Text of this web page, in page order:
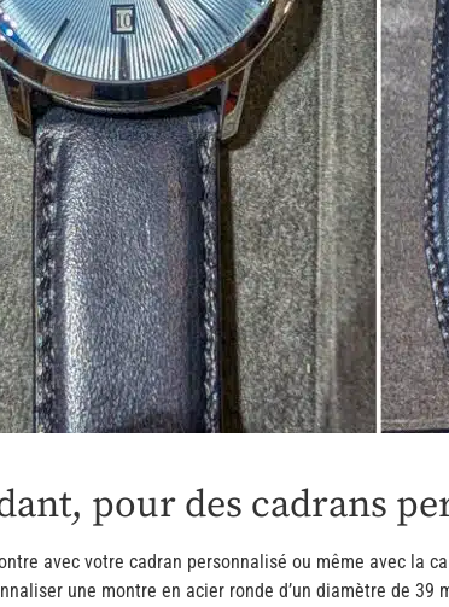
pour des cadrans
avec votre cadran personnalisé ou même avec la
une montre en acier ronde d’un diamètre de